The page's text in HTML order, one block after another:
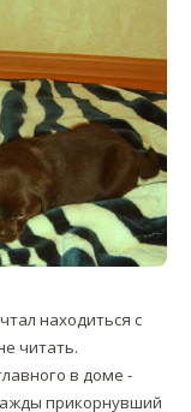
находиться с
читать.
в доме -
прикорнувший